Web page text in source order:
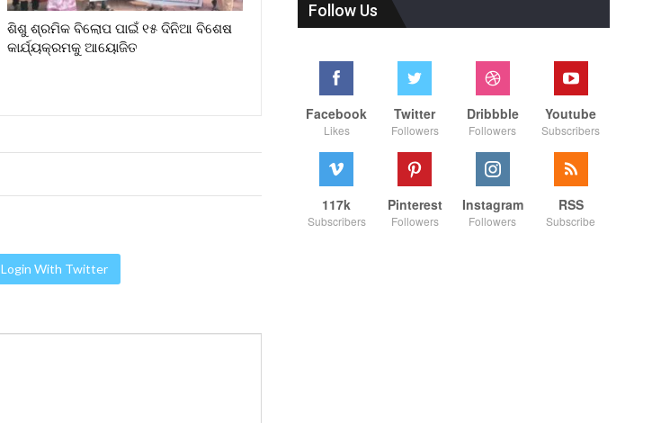
ଶିଶୁ ଶ୍ରମିକ ବିଲୋପ ପାଇଁ ୧୫ ଦିନିଆ ବିଶେଷ
କାର୍ଯ୍ୟକ୍ରମକୁ ଆୟୋଜିତ
Login With Twitter
Follow Us
Facebook
Likes
Twitter
Followers
Dribbble
Followers
Youtube
Subscribers
117k
Subscribers
Pinterest
Followers
Instagram
Followers
RSS
Subscribe